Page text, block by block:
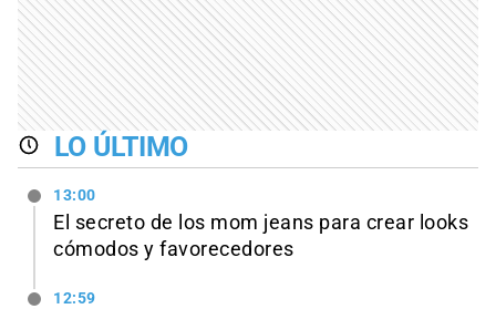
LO ÚLTIMO
13:00
El secreto de los mom jeans para crear looks
cómodos y favorecedores
12:59